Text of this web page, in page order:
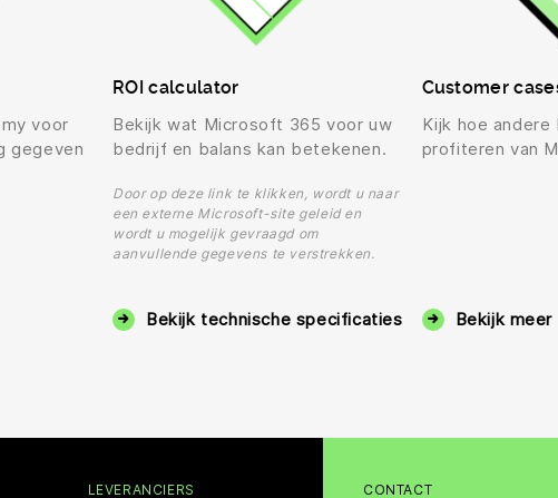
voor
gegeven
ROI calculator
Bekijk wat Microsoft 365 voor uw
bedrijf en balans kan betekenen.
Door op deze link te klikken, wordt u naar
een externe Microsoft-site geleid en
wordt u mogelijk gevraagd om
aanvullende gegevens te verstrekken.
Bekijk technische specificaties
Customer
Kijk hoe andere
profiteren van
Bekijk meer
CONTACT
LEVERANCIERS